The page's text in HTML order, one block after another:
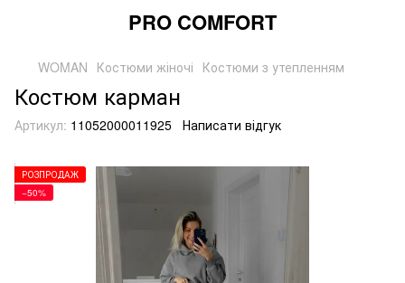
PRO COMFORT
WOMAN Костюми жіночі Костюми з утепленням
Костюм карман
Артикул: 11052000011925 Написати відгук
РОЗПРОДАЖ
−50%